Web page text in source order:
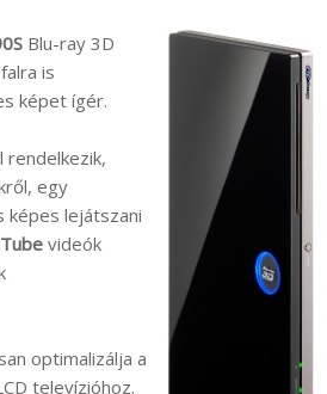
Blu-ray 3D
is
képet ígér.
rendelkezik,
egy
képes lejátszani
videók
optimalizálja a
televízióhoz.